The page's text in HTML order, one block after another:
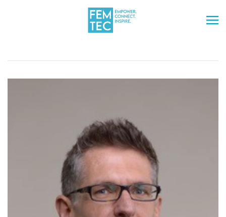
Skip to main content